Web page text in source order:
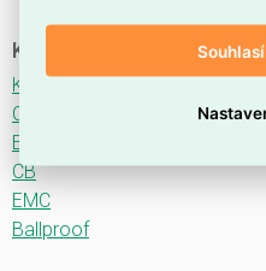
Ke stažení
Katalogový list
CE
ENEC
CB
EMC
Ballproof